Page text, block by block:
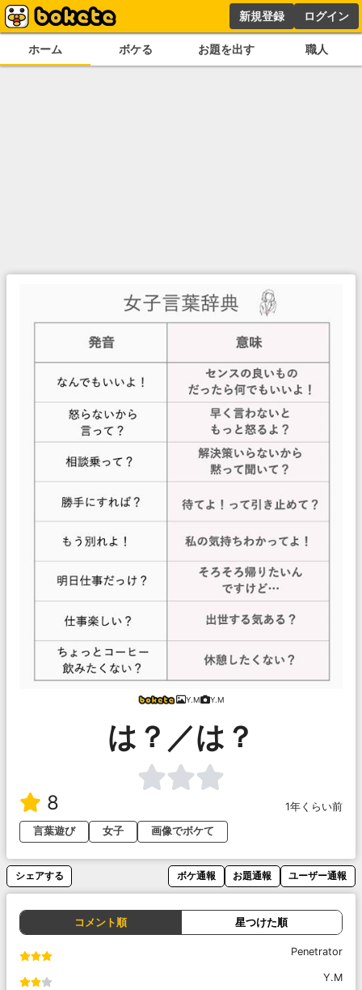
新規登録 ログイン
ホーム ボケる お題を出す 職人
Y.M Y.M
は？／は？
8
1年くらい前
言葉遊び
女子 画像でボケて
シェアする ボケ通報 お題通報 ユーザー通報
コメント順 星つけた順
Penetrator
Y.M